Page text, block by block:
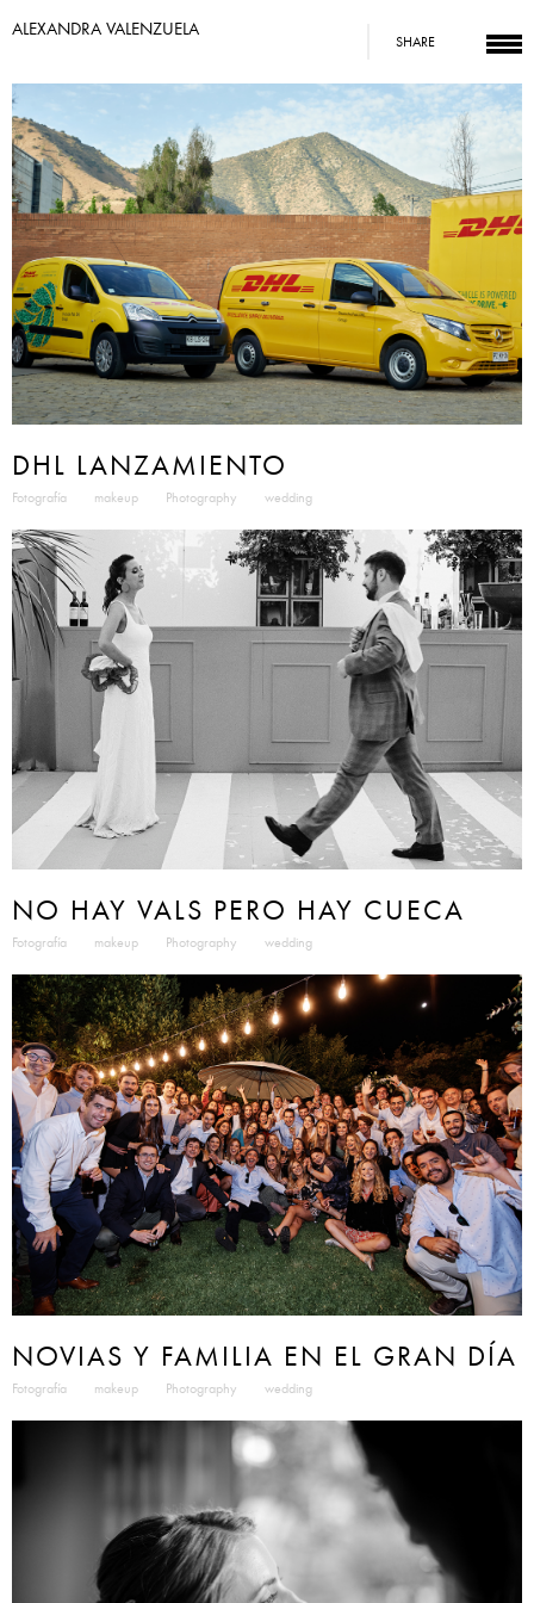
ALEXANDRA VALENZUELA
SHARE
DHL LANZAMIENTO
Fotografía makeup Photography wedding
NO HAY VALS PERO HAY CUECA
Fotografía makeup Photography wedding
NOVIAS Y FAMILIA EN EL GRAN DÍA
Fotografía makeup Photography wedding